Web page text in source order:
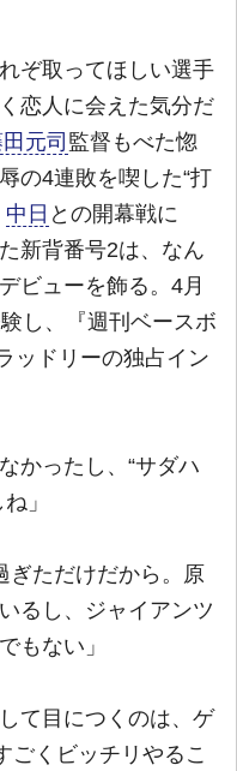
ぞ取ってほしい選手
恋人に会えた気分だ
元司 監督もべた惚
の4連敗を喫した“打
中日 との開幕戦に
新背番号2は、なん
ビューを飾る。4月
し、『週刊ベースボ
ッドリーの独占イン
かったし、“サダハ
」
ぎただけだから。原
るし、ジャイアンツ
もない」
て目につくのは、ゲ
ごくビッチリやるこ